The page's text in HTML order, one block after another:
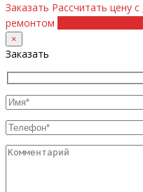
Заказать Рассчитать цену
ремонтом
×
Заказать